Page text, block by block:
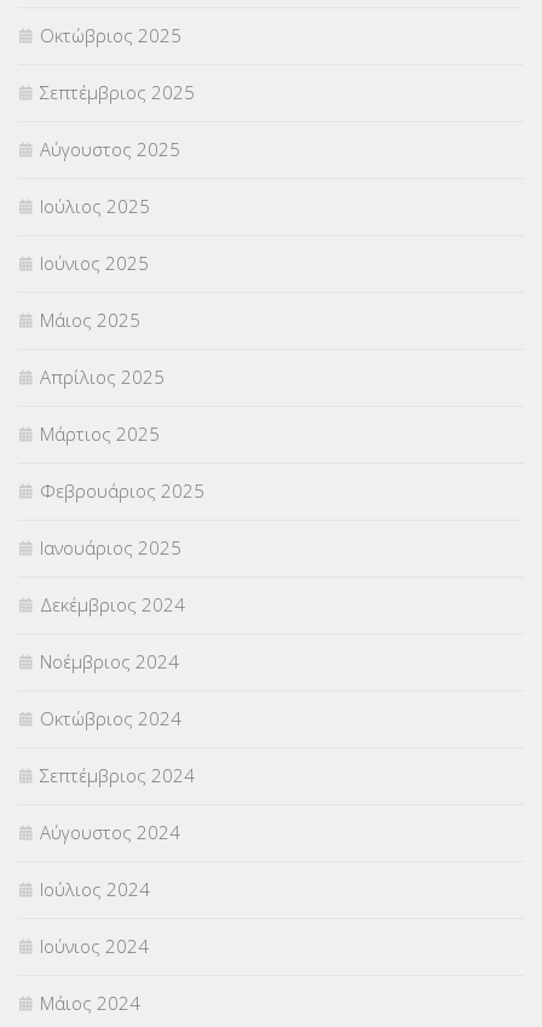
ΥΠΟΤΡΟΦΙΕΣ(28)
ΦΥΣΙΚΗ ΑΓΩΓΗ(692)
Χωρίς κατηγορία
Οκτώβριος 2025
Σεπτέμβριος 2025
Αύγουστος 2025
Ιούλιος 2025
Ιούνιος 2025
Μάιος 2025
Απρίλιος 2025
Μάρτιος 2025
Φεβρουάριος 2025
Ιανουάριος 2025
Δεκέμβριος 2024
Νοέμβριος 2024
Οκτώβριος 2024
Σεπτέμβριος 2024
Αύγουστος 2024
Ιούλιος 2024
Ιούνιος 2024
Μάιος 2024